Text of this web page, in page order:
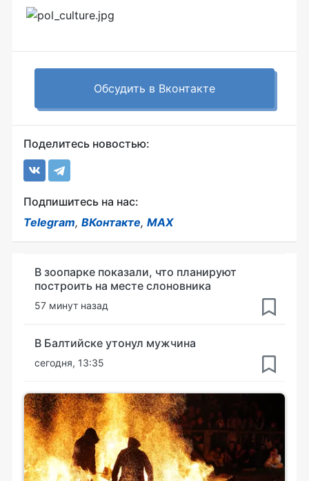
Обсудить в Вконтакте
Поделитесь новостью:
Подпишитесь на нас:
Telegram, ВКонтакте, MAX
В зоопарке показали, что планируют
построить на месте слоновника
57 минут назад
В Балтийске утонул мужчина
сегодня, 13:35